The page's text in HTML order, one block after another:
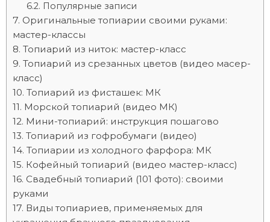
Популярные записи
Оригинальные топиарии своими руками:
мастер-классы
Топиарий из ниток: мастер-класс
Топиарий из срезанных цветов (видео масер-
класс)
Топиарий из фисташек: МК
Морской топиарий (видео МК)
Мини-топиарий: инструкция пошагово
Топиарий из гофробумаги (видео)
Топиарии из холодного фарфора: МК
Кофейный топиарий (видео мастер-класс)
Свадебный топиарий (101 фото): своими
руками
Виды топиариев, применяемых для